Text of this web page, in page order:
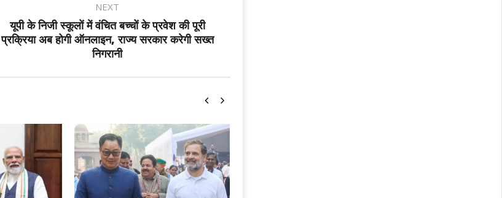
NEXT
यूपी के निजी स्कूलों में वंचित बच्चों के प्रवेश की पूरी
प्रक्रिया अब होगी ऑनलाइन, राज्य सरकार करेगी सख्त
निगरानी